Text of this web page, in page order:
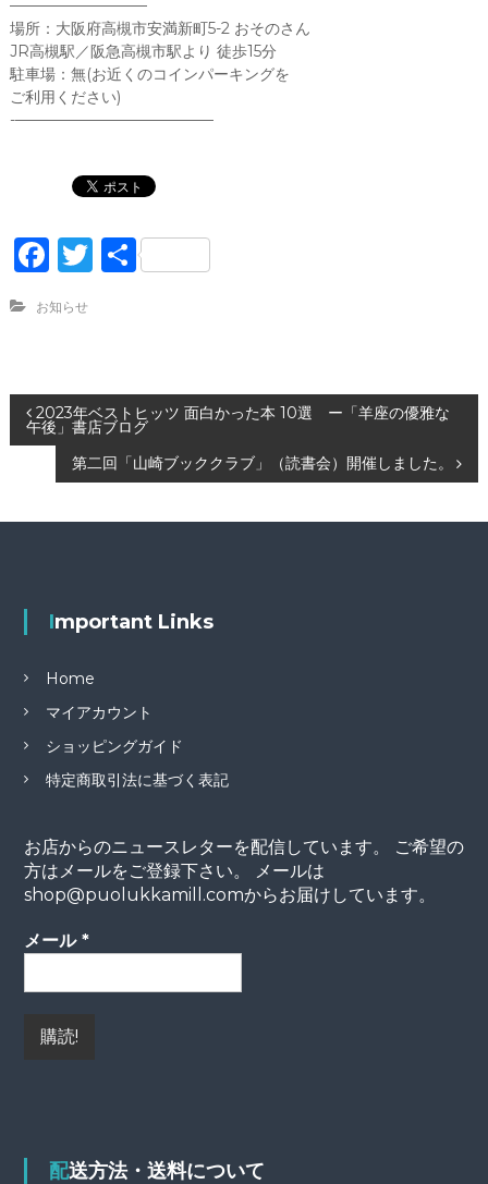
—————————
場所：大阪府高槻市安満新町5-2 おそのさん
JR高槻駅／阪急高槻市駅より 徒歩15分
駐車場：無(お近くのコインパーキングを
ご利用ください)
-—————————————
F
a
c
b
o
T
r
共
お知らせ
投
ナ
ゲ
シ
ョ
2023年ベストヒッツ 面白かった本 10選 ー「羊座の優雅な
午後」書店ブログ
第二回「山崎ブッククラブ」（読書会）開催しました。
Important Links
Home
マイアカウント
ショッピングガイド
特定商取引法に基づく表記
お店からのニュースレターを配信しています。 ご希望の
方はメールをご登録下さい。 メールは
shop@puolukkamill.comからお届けしています。
メール *
配送方法・送料について